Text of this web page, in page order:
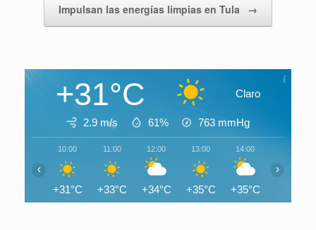
Impulsan las energías limpias en Tula →
+31°C Claro
2.9 m/s 61% 763 mmHg
10:00
+31°C
11:00
+33°C
12:00
+34°C
13:00
+35°C
14:00
+35°C
‹ ›